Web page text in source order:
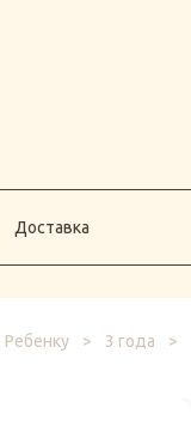
Доставка
Ребенку > 3 года >